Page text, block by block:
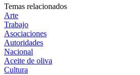
Temas relacionados
Arte
Trabajo
Asociaciones
Autoridades
Nacional
Aceite de oliva
Cultura